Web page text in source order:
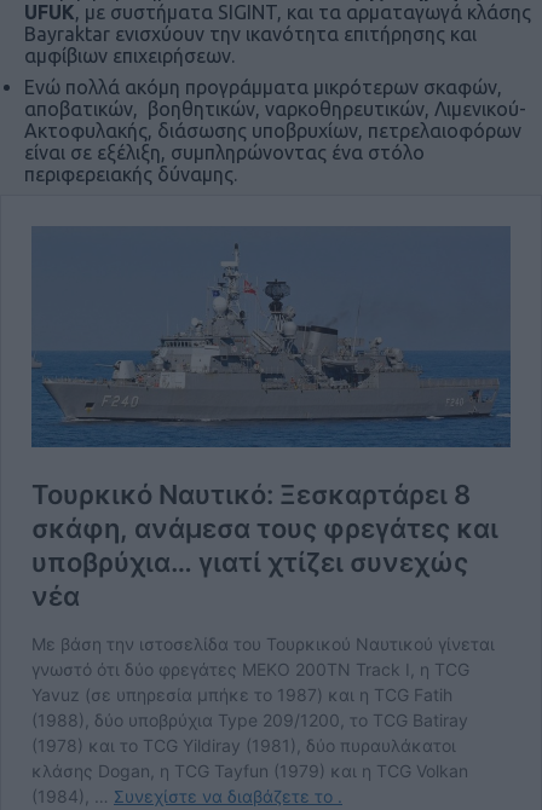
UFUK, με συστήματα SIGINT, και τα αρματαγωγά κλάσης
Bayraktar ενισχύουν την ικανότητα επιτήρησης και
αμφίβιων επιχειρήσεων.
Ενώ πολλά ακόμη προγράμματα μικρότερων σκαφών,
αποβατικών, βοηθητικών, ναρκοθηρευτικών, Λιμενικού-
Ακτοφυλακής, διάσωσης υποβρυχίων, πετρελαιοφόρων
είναι σε εξέλιξη, συμπληρώνοντας ένα στόλο
περιφερειακής δύναμης.